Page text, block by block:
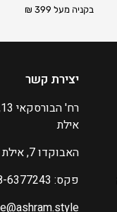
בקניה מעל 399 ₪
יצירת קשר
אילת
האבוקדו 7, אילת
פקס: 08-6377243